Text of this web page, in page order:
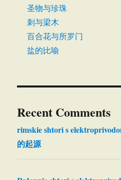
圣物与珍珠
刺与梁木
百合花与所罗门
盐的比喻
Recent Comments
rimskie shtori s
的起源